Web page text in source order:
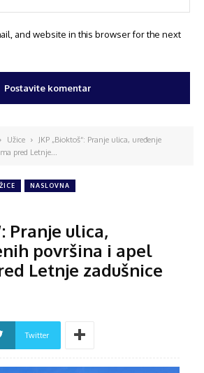
and website in this browser for the next